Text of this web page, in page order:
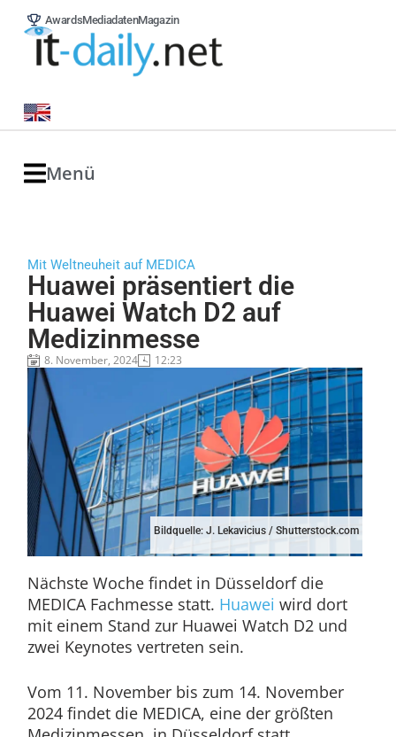
AwardsMediadatenMagazin
Menü
Mit Weltneuheit auf MEDICA
Huawei präsentiert die
Huawei Watch D2 auf
Medizinmesse
8. November, 2024 12:23
Bildquelle: J. Lekavicius / Shutterstock.com
Nächste Woche findet in Düsseldorf die
MEDICA Fachmesse statt. Huawei wird dort
mit einem Stand zur Huawei Watch D2 und
zwei Keynotes vertreten sein.
Vom 11. November bis zum 14. November
2024 findet die MEDICA, eine der größten